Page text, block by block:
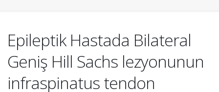
Epileptik Hastada Bilateral
Geniş Hill Sachs lezyonunun
infraspinatus tendon